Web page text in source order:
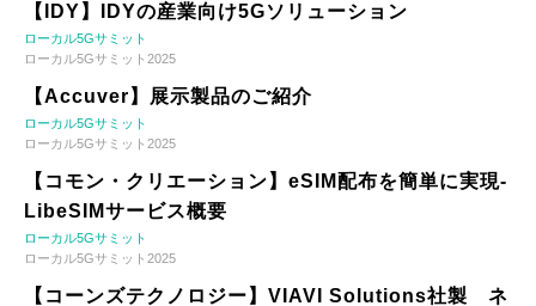
【IDY】IDYの産業向け5Gソリューション
ローカル5Gサミット
ローカル5Gサミット2025
【Accuver】展示製品のご紹介
ローカル5Gサミット
ローカル5Gサミット2025
【コモン・クリエーション】eSIM配布を簡単に実現-
LibeSIMサービス概要
ローカル5Gサミット
ローカル5Gサミット2025
【コーンズテクノロジー】VIAVI Solutions社製 ネ